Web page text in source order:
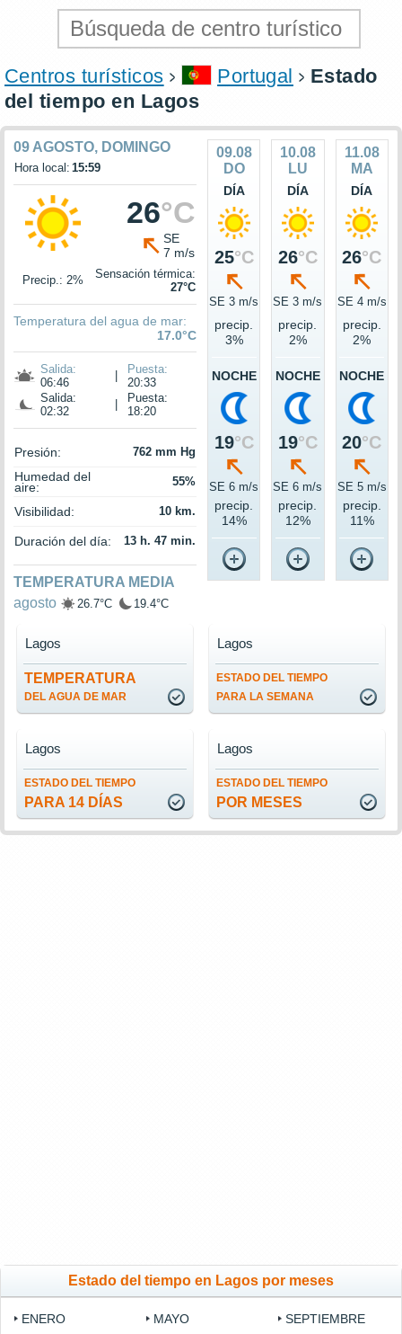
Centros turísticos Portugal
Estado
del tiempo en Lagos
09 AGOSTO, DOMINGO
Hora local: 15:59
26°C
SE
7 m/s
Precip.: 2%
Sensación térmica:
27°C
Temperatura del agua de mar:
17.0°C
Salida:
06:46
Puesta:
20:33
Salida:
02:32
Puesta:
18:20
Presión: 762 mm Hg
Humedad del
aire: 55%
Visibilidad: 10 km.
Duración del día: 13 h. 47 min.
TEMPERATURA MEDIA
agosto
26.7°C 19.4°C
09.08
DO
DÍA
25°C
SE 3 m/s
precip.
3%
NOCHE
19°C
SE 6 m/s
precip.
14%
10.08
LU
DÍA
26°C
SE 3 m/s
precip.
2%
NOCHE
19°C
SE 6 m/s
precip.
12%
11.08
MA
DÍA
26°C
SE 4 m/s
precip.
2%
NOCHE
20°C
SE 5 m/s
precip.
11%
TEMPERATURA
DEL AGUA DE MAR
Lagos
ESTADO DEL TIEMPO
PARA LA SEMANA
Lagos
ESTADO DEL TIEMPO
PARA 14 DÍAS
Lagos
ESTADO DEL TIEMPO
POR MESES
Lagos
Estado del tiempo en Lagos por meses
ENERO
MAYO
SEPTIEMBRE